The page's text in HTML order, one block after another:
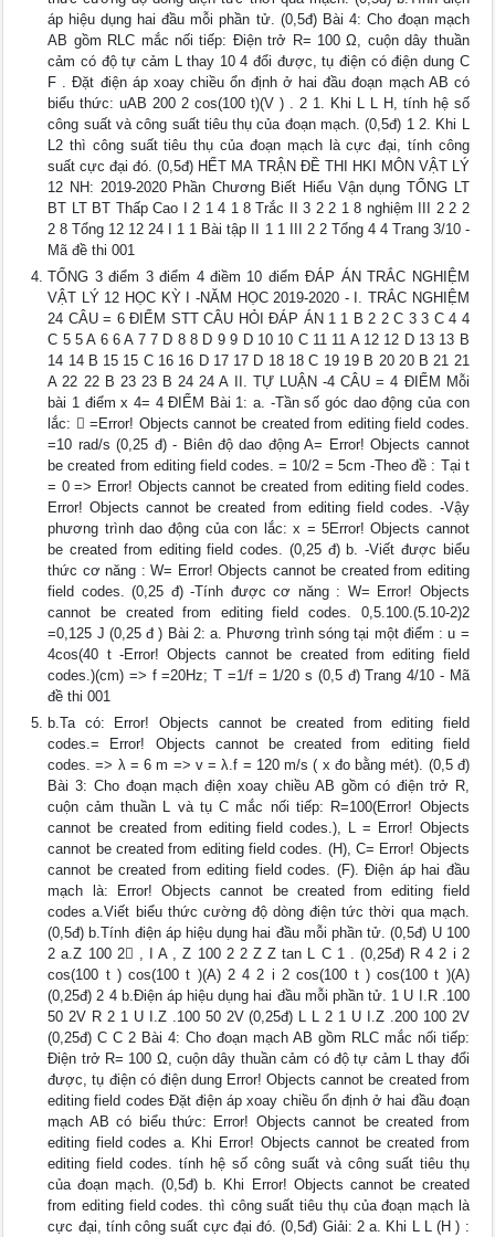
áp hiệu dụng hai đầu mỗi phần tử. (0,5đ) Bài 4: Cho đoạn mạch
AB gồm RLC mắc nối tiếp: Điện trở R= 100 Ω, cuộn dây thuần
cảm có độ tự cảm L thay 10 4 đổi được, tụ điện có điện dung C
F . Đặt điện áp xoay chiều ổn định ở hai đầu đoạn mạch AB có
biểu thức: uAB 200 2 cos(100 t)(V ) . 2 1. Khi L L H, tính hệ số
công suất và công suất tiêu thụ của đoạn mạch. (0,5đ) 1 2. Khi L
L2 thì công suất tiêu thụ của đoạn mạch là cực đại, tính công
suất cực đại đó. (0,5đ) HẾT MA TRẬN ĐỀ THI HKI MÔN VẬT LÝ
12 NH: 2019-2020 Phần Chương Biết Hiểu Vận dụng TỔNG LT
BT LT BT Thấp Cao I 2 1 4 1 8 Trắc II 3 2 2 1 8 nghiệm III 2 2 2
2 8 Tổng 12 12 24 I 1 1 Bài tập II 1 1 III 2 2 Tổng 4 4 Trang 3/10 -
Mã đề thi 001
TỔNG 3 điểm 3 điểm 4 điềm 10 điểm ĐÁP ÁN TRẮC NGHIỆM
VẬT LÝ 12 HỌC KỲ I -NĂM HỌC 2019-2020 - I. TRẮC NGHIỆM
24 CÂU = 6 ĐIỂM STT CÂU HỎI ĐÁP ÁN 1 1 B 2 2 C 3 3 C 4 4
C 5 5 A 6 6 A 7 7 D 8 8 D 9 9 D 10 10 C 11 11 A 12 12 D 13 13 B
14 14 B 15 15 C 16 16 D 17 17 D 18 18 C 19 19 B 20 20 B 21 21
A 22 22 B 23 23 B 24 24 A II. TỰ LUẬN -4 CÂU = 4 ĐIỂM Mỗi
bài 1 điểm x 4= 4 ĐIỂM Bài 1: a. -Tần số góc dao động của con
lắc:  =Error! Objects cannot be created from editing field codes.
=10 rad/s (0,25 đ) - Biên độ dao động A= Error! Objects cannot
be created from editing field codes. = 10/2 = 5cm -Theo đề : Tại t
= 0 => Error! Objects cannot be created from editing field codes.
Error! Objects cannot be created from editing field codes. -Vậy
phương trình dao động của con lắc: x = 5Error! Objects cannot
be created from editing field codes. (0,25 đ) b. -Viết được biểu
thức cơ năng : W= Error! Objects cannot be created from editing
field codes. (0,25 đ) -Tính được cơ năng : W= Error! Objects
cannot be created from editing field codes. 0,5.100.(5.10-2)2
=0,125 J (0,25 đ ) Bài 2: a. Phương trình sóng tại một điểm : u =
4cos(40 t -Error! Objects cannot be created from editing field
codes.)(cm) => f =20Hz; T =1/f = 1/20 s (0,5 đ) Trang 4/10 - Mã
đề thi 001
b.Ta có: Error! Objects cannot be created from editing field
codes.= Error! Objects cannot be created from editing field
codes. => λ = 6 m => v = λ.f = 120 m/s ( x đo bằng mét). (0,5 đ)
Bài 3: Cho đoạn mạch điện xoay chiều AB gồm có điện trở R,
cuộn cảm thuần L và tụ C mắc nối tiếp: R=100(Error! Objects
cannot be created from editing field codes.), L = Error! Objects
cannot be created from editing field codes. (H), C= Error! Objects
cannot be created from editing field codes. (F). Điện áp hai đầu
mạch là: Error! Objects cannot be created from editing field
codes a.Viết biểu thức cường độ dòng điện tức thời qua mạch.
(0,5đ) b.Tính điện áp hiệu dụng hai đầu mỗi phần tử. (0,5đ) U 100
2 a.Z 100 2 , I A , Z 100 2 2 Z Z tan L C 1 . (0,25đ) R 4 2 i 2
cos(100 t ) cos(100 t )(A) 2 4 2 i 2 cos(100 t ) cos(100 t )(A)
(0,25đ) 2 4 b.Điện áp hiệu dụng hai đầu mỗi phần tử. 1 U I.R .100
50 2V R 2 1 U I.Z .100 50 2V (0,25đ) L L 2 1 U I.Z .200 100 2V
(0,25đ) C C 2 Bài 4: Cho đoạn mạch AB gồm RLC mắc nối tiếp:
Điện trở R= 100 Ω, cuộn dây thuần cảm có độ tự cảm L thay đổi
được, tụ điện có điện dung Error! Objects cannot be created from
editing field codes Đặt điện áp xoay chiều ổn định ở hai đầu đoạn
mạch AB có biểu thức: Error! Objects cannot be created from
editing field codes a. Khi Error! Objects cannot be created from
editing field codes. tính hệ số công suất và công suất tiêu thụ
của đoạn mạch. (0,5đ) b. Khi Error! Objects cannot be created
from editing field codes. thì công suất tiêu thụ của đoạn mạch là
cực đại, tính công suất cực đại đó. (0,5đ) Giải: 2 a. Khi L L (H ) :